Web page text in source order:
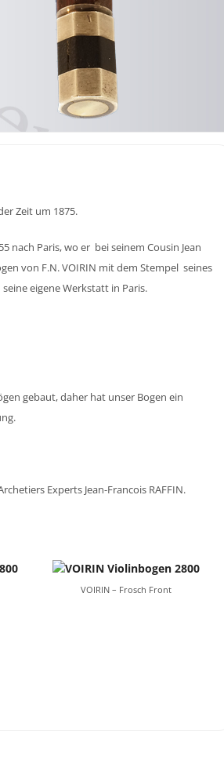
Zeit um 1875.
nach Paris, wo er bei seinem Cousin Jean
von F.N. VOIRIN mit dem Stempel seines
eigene Werkstatt in Paris.
gebaut, daher hat unser Bogen ein
Experts Jean-Francois RAFFIN.
VOIRIN – Frosch Front